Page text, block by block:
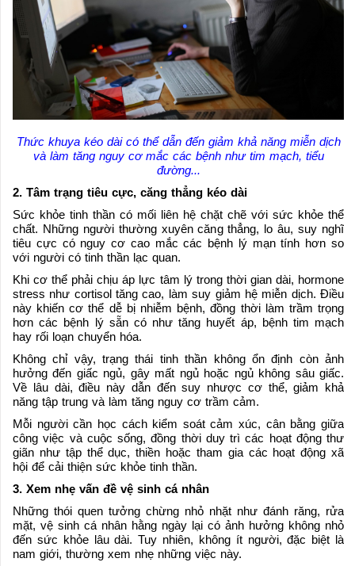
Thức khuya kéo dài có thể dẫn đến giảm khả năng miễn dịch
và làm tăng nguy cơ mắc các bệnh như tim mạch, tiểu
đường...
2. Tâm trạng tiêu cực, căng thẳng kéo dài
Sức khỏe tinh thần có mối liên hệ chặt chẽ với sức khỏe thể
chất. Những người thường xuyên căng thẳng, lo âu, suy nghĩ
tiêu cực có nguy cơ cao mắc các bệnh lý mạn tính hơn so
với người có tinh thần lạc quan.
Khi cơ thể phải chịu áp lực tâm lý trong thời gian dài, hormone
stress như cortisol tăng cao, làm suy giảm hệ miễn dịch. Điều
này khiến cơ thể dễ bị nhiễm bệnh, đồng thời làm trầm trọng
hơn các bệnh lý sẵn có như tăng huyết áp, bệnh tim mạch
hay rối loạn chuyển hóa.
Không chỉ vậy, trạng thái tinh thần không ổn định còn ảnh
hưởng đến giấc ngủ, gây mất ngủ hoặc ngủ không sâu giấc.
Về lâu dài, điều này dẫn đến suy nhược cơ thể, giảm khả
năng tập trung và làm tăng nguy cơ trầm cảm.
Mỗi người cần học cách kiểm soát cảm xúc, cân bằng giữa
công việc và cuộc sống, đồng thời duy trì các hoạt động thư
giãn như tập thể dục, thiền hoặc tham gia các hoạt động xã
hội để cải thiện sức khỏe tinh thần.
3. Xem nhẹ vấn đề vệ sinh cá nhân
Những thói quen tưởng chừng nhỏ nhặt như đánh răng, rửa
mặt, vệ sinh cá nhân hằng ngày lại có ảnh hưởng không nhỏ
đến sức khỏe lâu dài. Tuy nhiên, không ít người, đặc biệt là
nam giới, thường xem nhẹ những việc này.